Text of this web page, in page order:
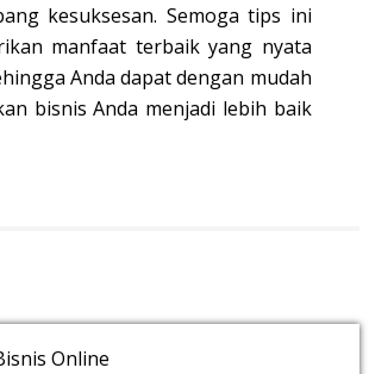
kesuksesan. Semoga tips ini
manfaat terbaik yang nyata
Anda dapat dengan mudah
bisnis Anda menjadi lebih baik
Online